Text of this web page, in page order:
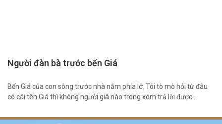
Người đàn bà trước bến Giá
Bến Giá của con sông trước nhà nằm phía lở. Tôi tò mò hỏi từ đâu
có cái tên Giá thì không người già nào trong xóm trả lời được…